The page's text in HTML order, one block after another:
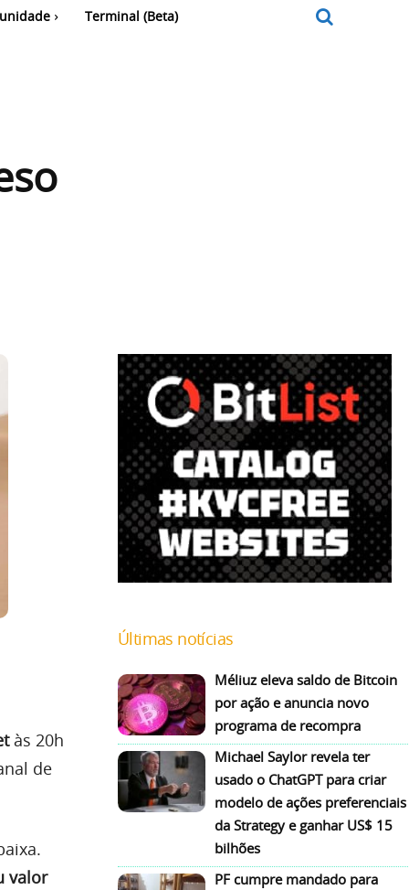
Terminal (Beta)
às 20h
de
valor
Últimas notícias
Méliuz eleva saldo de Bitcoin
por ação e anuncia novo
programa de recompra
Michael Saylor revela ter
usado o ChatGPT para criar
modelo de ações preferenciais
da Strategy e ganhar US$ 15
bilhões
PF cumpre mandado para